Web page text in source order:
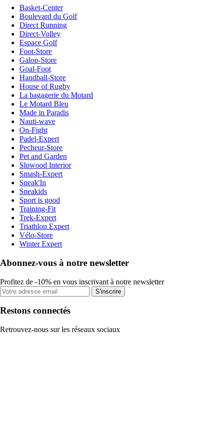
Basket-Center
Boulevard du Golf
Direct Running
Direct-Volley
Espace Golf
Foot-Store
Galop-Store
Goal-Foot
Handball-Store
House of Rugby
La bagagerie du Motard
Le Motard Bleu
Made in Paradis
Nauti-wave
On-Fight
Padel-Expert
Pecheur-Store
Pet and Garden
Slowood Interior
Smash-Expert
Sneak'In
Sneakids
Sport is good
Training-Fit
Trek-Expert
Triathlon Expert
Vélo-Store
Winter Expert
Abonnez-vous à notre newsletter
Profitez de -10% en vous inscrivant à notre newsletter
S'inscrire
Restons connectés
Retrouvez-nous sur les réseaux sociaux